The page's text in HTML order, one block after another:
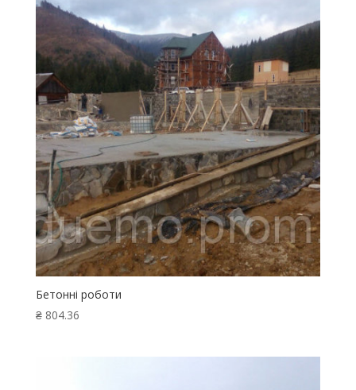
Бетонні роботи
₴804.36